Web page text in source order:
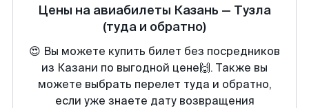
Цены на авиабилеты Казань — Тузла
(туда и обратно)
😍 Вы можете купить билет без посредников
из Казани по выгодной цене🙌. Также вы
можете выбрать перелет туда и обратно,
если уже знаете дату возвращения